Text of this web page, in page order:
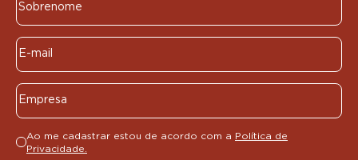
Ao me cadastrar estou de acordo com a Política de
Privacidade.